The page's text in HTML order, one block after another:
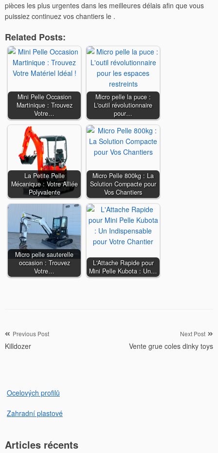
pièces les plus urgentes dans les meilleures délais afin que vous
puissiez continuez vos chantiers le .
Related Posts:
Mini Pelle Occasion
Martinique : Trouvez
Votre…
Micro pelle la puce :
L'outil révolutionnaire
pour…
La Petite Pelle
Mécanique : Votre Alliée
Polyvalente
Micro Pelle 800kg : La
Solution Compacte pour
Vos Chantiers
Micro pelle sauterelle
occasion : Trouvez
Votre…
L'Attache Rapide pour
Mini Pelle Kubota : Un…
Navigation
de
Previous Post
Killdozer
Next Post
Vente grue coles dinky toys
Ocelových profilů
Zahradní plastové
Articles récents